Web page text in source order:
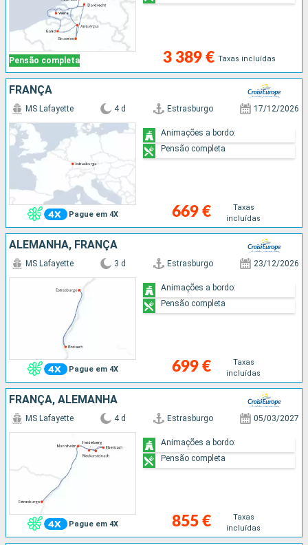
Pensão completa 3 389 € Taxas incluídas
FRANÇA
Pague em 4X
MS Lafayette 4 d Estrasburgo 17/12/2026
669 €
Taxas
incluídas
Animações a bordo:
Pensão completa
ALEMANHA, FRANÇA
Pague em 4X
MS Lafayette 3 d Estrasburgo 23/12/2026
699 €
Taxas
incluídas
Animações a bordo:
Pensão completa
FRANÇA, ALEMANHA
Pague em 4X
MS Lafayette 4 d Estrasburgo 05/03/2027
855 €
Taxas
incluídas
Animações a bordo:
Pensão completa